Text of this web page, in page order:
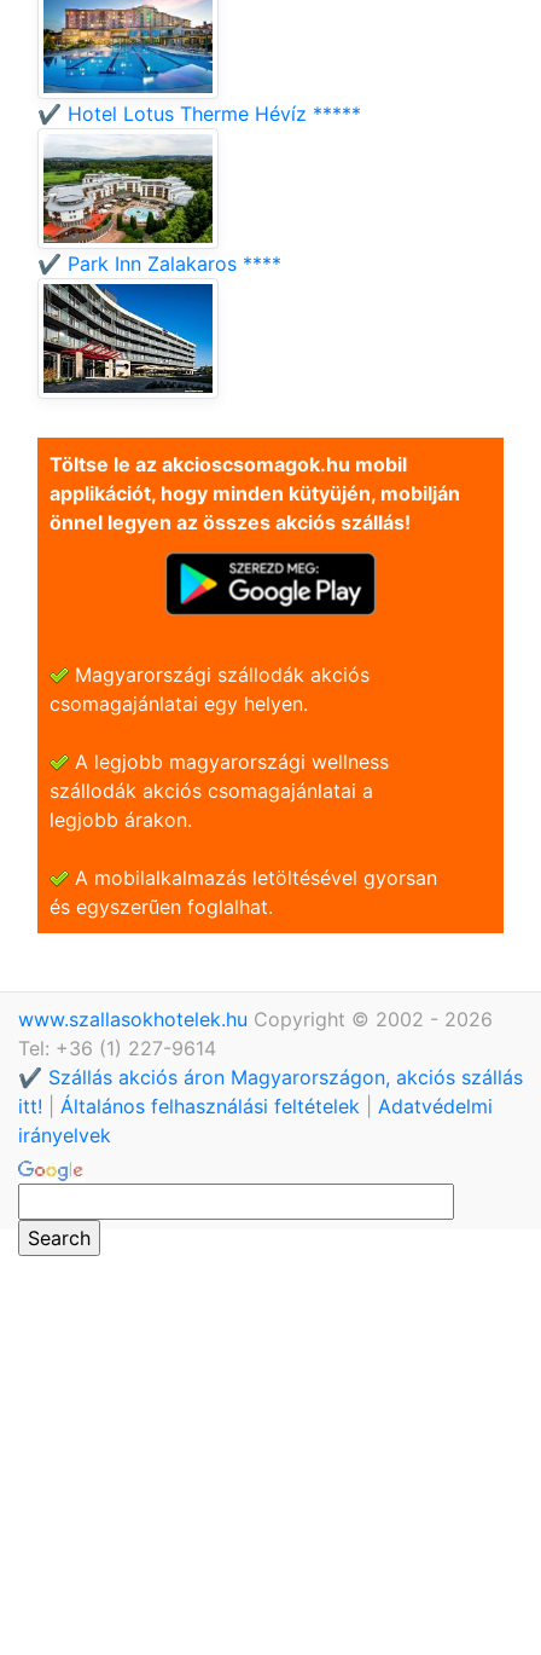
✔️ Hotel Lotus Therme Hévíz *****
✔️ Park Inn Zalakaros ****
Töltse le az akcioscsomagok.hu mobil
applikációt, hogy minden kütyüjén, mobilján
önnel legyen az összes akciós szállás!
Magyarországi szállodák akciós
csomagajánlatai egy helyen.
A legjobb magyarországi wellness
szállodák akciós csomagajánlatai a
legjobb árakon.
A mobilalkalmazás letöltésével gyorsan
és egyszerũen foglalhat.
www.szallasokhotelek.hu Copyright © 2002 - 2026
Tel: +36 (1) 227-9614
✔️ Szállás akciós áron Magyarországon, akciós szállás
itt!
Általános felhasználási feltételek
Adatvédelmi
irányelvek